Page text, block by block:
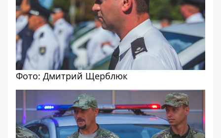
Фото: Дмитрий Щерблюк